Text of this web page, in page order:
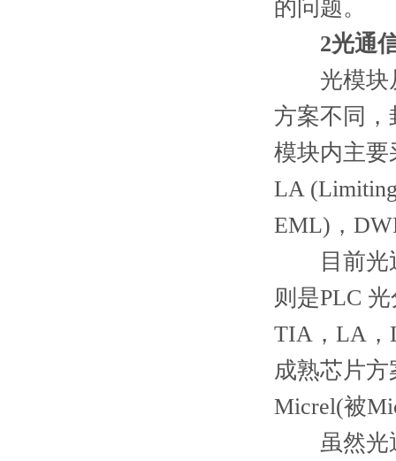
的问题。
2光通
光模块从
方案不同
模块内主
LA
EML)，
目前光迅
则是PLC
TIA，LA，
成熟芯片方
Micrel(被
虽然光通